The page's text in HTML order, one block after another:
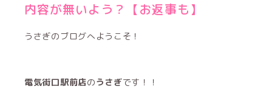
内容が無いよう？【お返事も】
うさぎのブログへようこそ！
電気街口駅前店のうさぎです！！